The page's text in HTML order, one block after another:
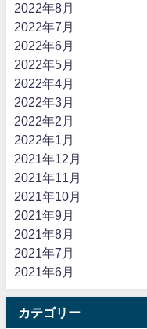
2022年8月
2022年7月
2022年6月
2022年5月
2022年4月
2022年3月
2022年2月
2022年1月
2021年12月
2021年11月
2021年10月
2021年9月
2021年8月
2021年7月
2021年6月
カテゴリー